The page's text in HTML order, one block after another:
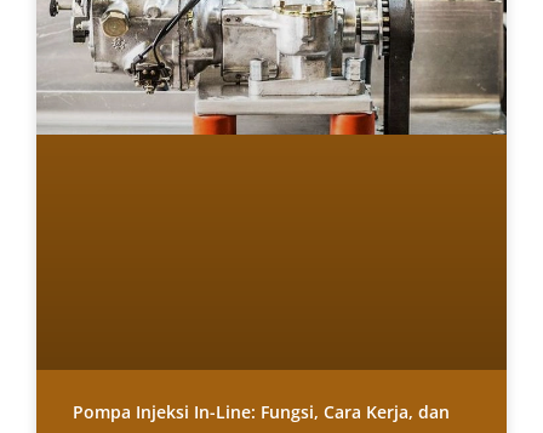
Pompa Injeksi In-Line: Fungsi, Cara Kerja, dan